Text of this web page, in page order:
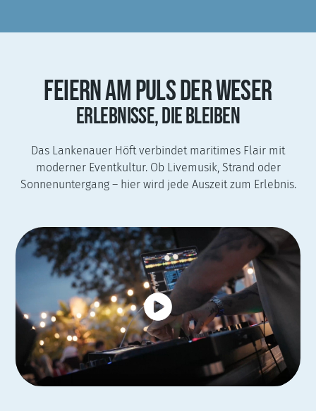
FEIERN AM PULS DER WESER
ERLEBNISSE, DIE BLEIBEN
Das Lankenauer Höft verbindet maritimes Flair mit
moderner Eventkultur. Ob Livemusik, Strand oder
Sonnenuntergang – hier wird jede Auszeit zum Erlebnis.